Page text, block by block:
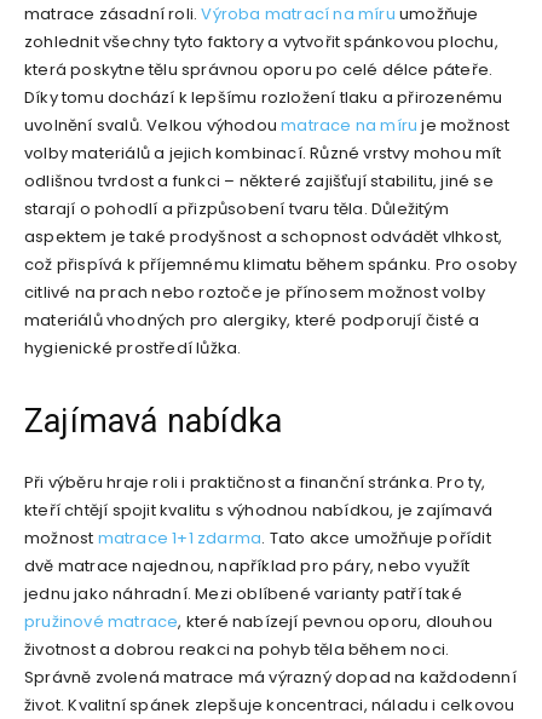
matrace zásadní roli.Výroba matrací na míru umožňuje
zohlednit všechny tyto faktory a vytvořit spánkovou plochu,
která poskytne tělu správnou oporu po celé délce páteře.
Díky tomu dochází k lepšímu rozložení tlaku a přirozenému
uvolnění svalů. Velkou výhodoumatrace na míru je možnost
volby materiálů a jejich kombinací. Různé vrstvy mohou mít
odlišnou tvrdost a funkci – některé zajišťují stabilitu, jiné se
starají o pohodlí a přizpůsobení tvaru těla. Důležitým
aspektem je také prodyšnost a schopnost odvádět vlhkost,
což přispívá k příjemnému klimatu během spánku. Pro osoby
citlivé na prach nebo roztoče je přínosem možnost volby
materiálů vhodných pro alergiky, které podporují čisté a
hygienické prostředí lůžka.
Zajímavá nabídka
Při výběru hraje roli i praktičnost a finanční stránka. Pro ty,
kteří chtějí spojit kvalitu s výhodnou nabídkou, je zajímavá
možnost matrace 1+1 zdarma. Tato akce umožňuje pořídit
dvě matrace najednou, například pro páry, nebo využít
jednu jako náhradní. Mezi oblíbené varianty patří také
pružinové matrace, které nabízejí pevnou oporu, dlouhou
životnost a dobrou reakci na pohyb těla během noci.
Správně zvolená matrace má výrazný dopad na každodenní
život. Kvalitní spánek zlepšuje koncentraci, náladu i celkovou